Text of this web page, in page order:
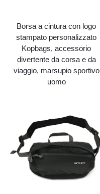
Borsa a cintura con logo
stampato personalizzato
Kopbags, accessorio
divertente da corsa e da
viaggio, marsupio sportivo
uomo